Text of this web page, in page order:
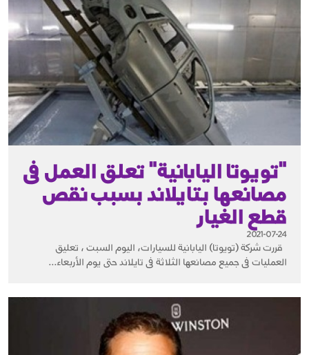
"تويوتا اليابانية" تعلق العمل فى
مصانعها بتايلاند بسبب نقص
قطع الغيار
2021-07-24
قررت شركة (تويوتا) اليابانية للسيارات، اليوم السبت ، تعليق
العمليات فى جميع مصانعها الثلاثة فى تايلاند حتى يوم الأربعاء...